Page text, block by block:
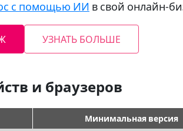
с помощью ИИ в свой
УЗНАТЬ БОЛЬШЕ
и браузеров
Минимальная версия